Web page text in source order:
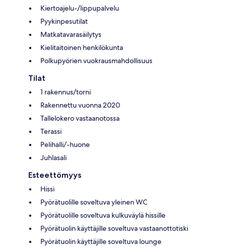
Kiertoajelu-/lippupalvelu
Pyykinpesutilat
Matkatavarasäilytys
Kielitaitoinen henkilökunta
Polkupyörien vuokrausmahdollisuus
Tilat
1 rakennus/torni
Rakennettu vuonna 2020
Tallelokero vastaanotossa
Terassi
Pelihalli/-huone
Juhlasali
Esteettömyys
Hissi
Pyörätuolille soveltuva yleinen WC
Pyörätuolille soveltuva kulkuväylä hissille
Pyörätuolin käyttäjille soveltuva vastaanottotiski
Pyörätuolin käyttäjille soveltuva lounge